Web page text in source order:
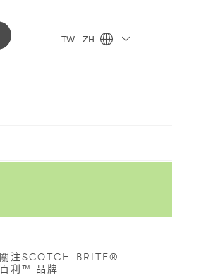
TW - ZH
關注SCOTCH-BRITE®
百利™ 品牌